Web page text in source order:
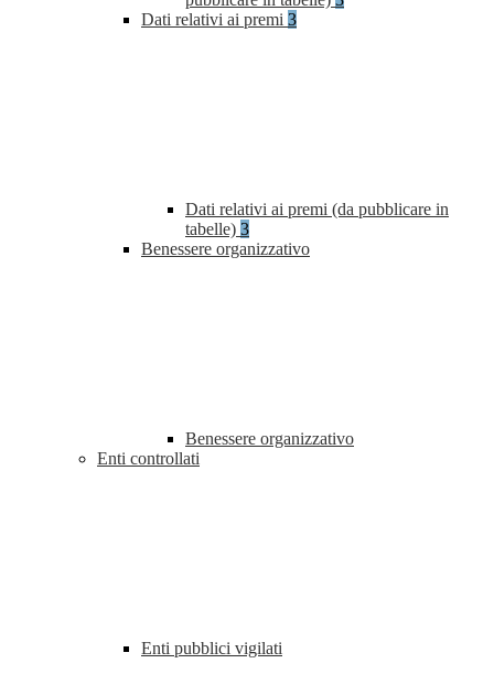
Dati relativi ai premi 3
Dati relativi ai premi (da pubblicare in
tabelle) 3
Benessere organizzativo
Benessere organizzativo
Enti controllati
Enti pubblici vigilati